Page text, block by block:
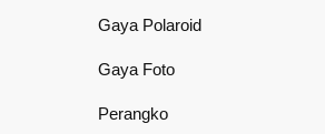
Gaya Polaroid
Gaya Foto
Perangko